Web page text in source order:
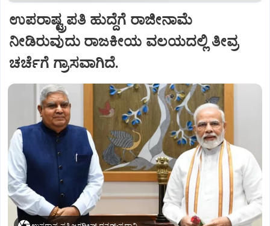
ಉಪರಾಷ್ಟ್ರಪತಿ ಹುದ್ದೆಗೆ ರಾಜೀನಾಮೆ
ನೀಡಿರುವುದು ರಾಜಕೀಯ ವಲಯದಲ್ಲಿ ತೀವ್ರ
ಚರ್ಚೆಗೆ ಗ್ರಾಸವಾಗಿದೆ.